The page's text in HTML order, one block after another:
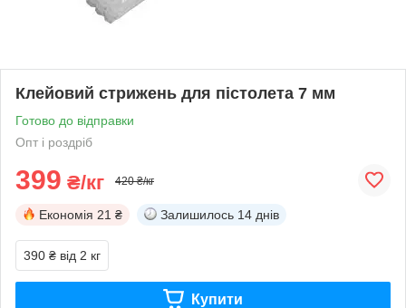
Клейовий стрижень для пістолета 7 мм
Готово до відправки
Опт і роздріб
399 ₴/кг 420 ₴/кг
Економія 21 ₴ Залишилось 14 днів
390 ₴ від 2 кг
Купити